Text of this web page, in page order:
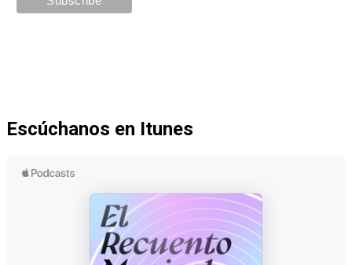
Escúchanos en Itunes